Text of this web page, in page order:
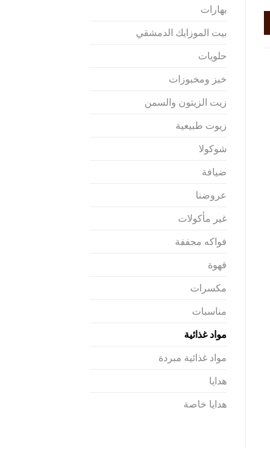
بهارات
بيت الموزايك الدمشقي
حلويات
خبز ومخبوزات
زيت الزيتون والسمن
زيوت طبيعية
شوكولا
ضيافة
عروضنا
غير مأكولات
فواكه مجففة
قهوة
مكسرات
مناسبات
مواد غذائية
مواد غذائية مبردة
هدايا
هدايا خاصة